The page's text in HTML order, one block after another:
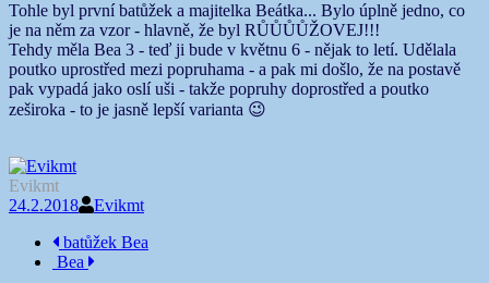
Tohle byl první batůžek a majitelka Beátka... Bylo úplně jedno, co
je na něm za vzor - hlavně, že byl RŮŮŮŮŽOVEJ!!!
Tehdy měla Bea 3 - teď ji bude v květnu 6 - nějak to letí. Udělala
poutko uprostřed mezi popruhama - a pak mi došlo, že na postavě
pak vypadá jako oslí uši - takže popruhy doprostřed a poutko
zeširoka - to je jasně lepší varianta 😉
Evikmt
24.2.2018
Evikmt
Navigace
příspěvku
batůžek Bea
Bea